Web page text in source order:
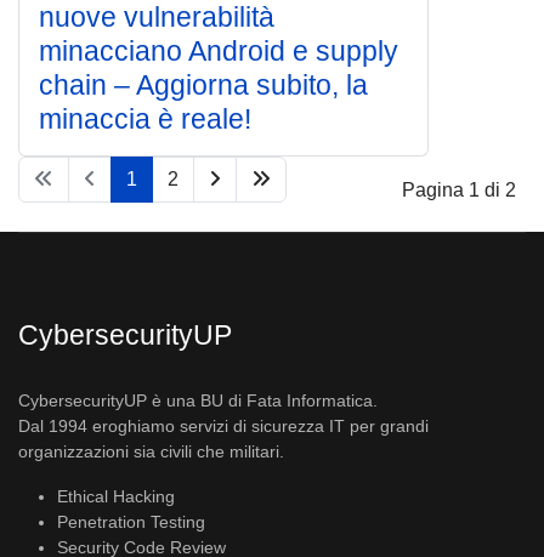
nuove vulnerabilità
minacciano Android e supply
chain – Aggiorna subito, la
minaccia è reale!
Pagina 1 di 2
1 2
CybersecurityUP
CybersecurityUP è una BU di Fata Informatica.
Dal 1994 eroghiamo servizi di sicurezza IT per grandi
organizzazioni sia civili che militari.
Ethical Hacking
Penetration Testing
Security Code Review